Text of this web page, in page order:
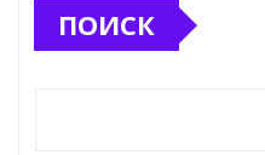
ПОИСК